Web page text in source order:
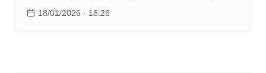
18/01/2026 · 16:26